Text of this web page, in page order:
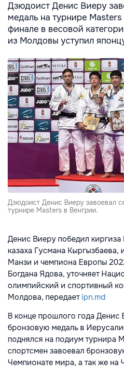
Дзюдоист Денис Виеру
медаль на турнире
финале в весовой
из Молдовы уступил
Дзюдоист Денис Виеру завоевал
турнире Masters в Венгрии.
Денис Виеру победил киргиза
казаха Гусмана Кыргызбаева,
Манзи и чемпиона Европы
Богдана Ядова, уточняет
олимпийский и спортивный
Молдова, передаетipn.md
В конце прошлого года Денис
бронзовую медаль в
поднялся на подиум турнира
спортсмен завоевал
Чемпионате мира, а так же на